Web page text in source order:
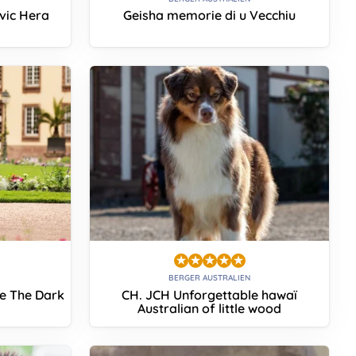
Hera Geisha memorie di u Vecchiu
The Dark
BERGER AUSTRALIEN
CH. JCH Unforgettable hawaï
Australian of little wood